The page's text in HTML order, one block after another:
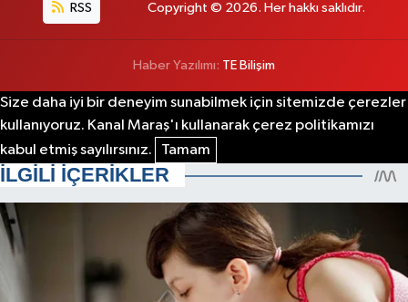
RSS Copyright © 2026. Her hakkı saklıdır.
Haber Yazılımı: TE Bilişim
Size daha iyi bir deneyim sunabilmek için sitemizde çerezler
kullanıyoruz. Kanal Maraş'ı kullanarak çerez politikamızı
kabul etmiş sayılırsınız.
Tamam